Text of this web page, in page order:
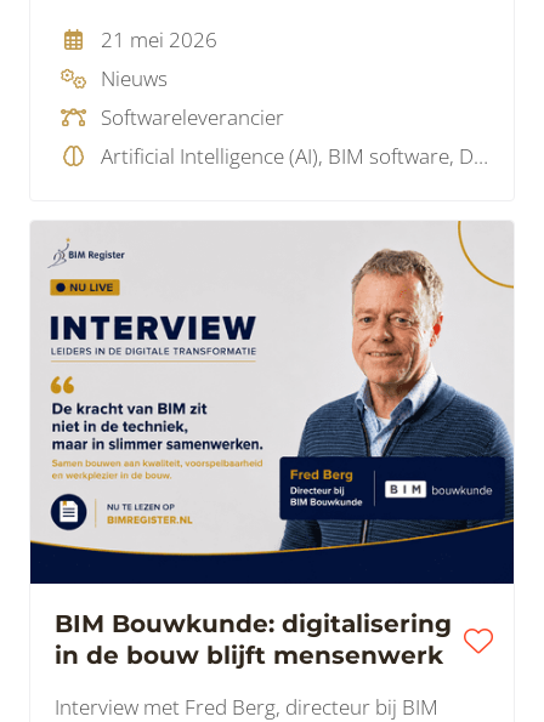
21 mei 2026
Nieuws
Softwareleverancier
Artificial Intelligence (AI), BIM software, Data, Parametrisch, SaaS , Visualisatie
BIM Bouwkunde: digitalisering
in de bouw blijft mensenwerk
Interview met Fred Berg, directeur bij BIM